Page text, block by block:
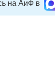
на АиФ в